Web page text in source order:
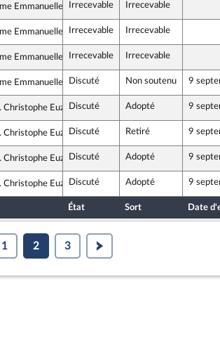
inscrit
Emmanuelle Ménard
Irrecevable Irrecevable
inscrit
Emmanuelle Ménard
Irrecevable Irrecevable
inscrit
Emmanuelle Ménard
Irrecevable Irrecevable
inscrit
Emmanuelle Ménard
Discuté Non soutenu 9
en Marche
Christophe EuzetDiscuté Adopté 9
en Marche
Christophe EuzetDiscuté Retiré 9
en Marche
Christophe EuzetDiscuté Adopté 9
en Marche
Christophe EuzetDiscuté Adopté 9
État Sort Date
1 2 3